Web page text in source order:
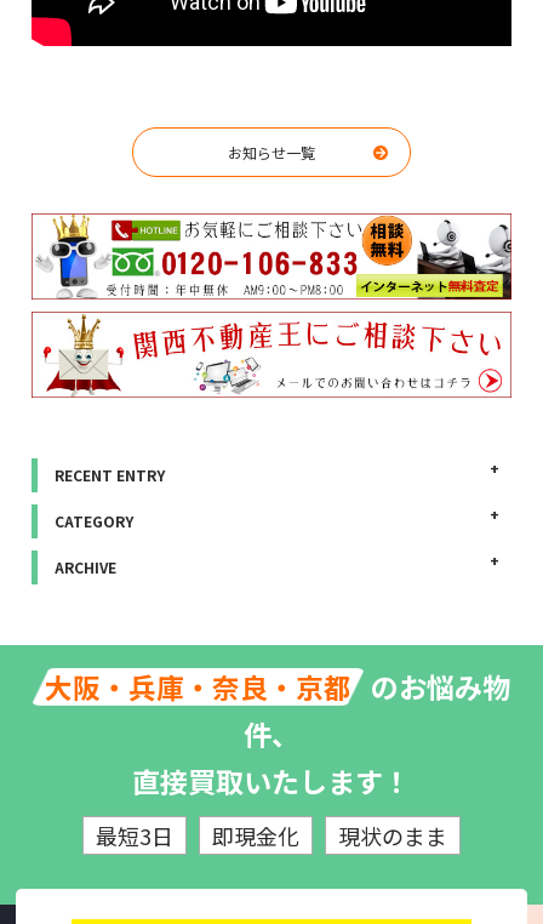
お知らせ一覧
RECENT ENTRY
CATEGORY
ARCHIVE
大阪・兵庫・奈良・京都 のお悩み物
件、
直接買取いたします！
最短3日 即現金化 現状のまま